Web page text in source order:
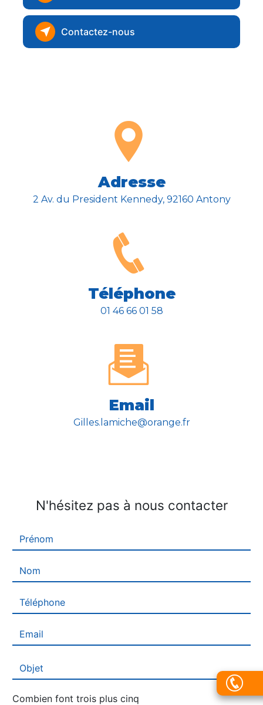
Contactez-nous
Adresse
2 Av. du President Kennedy, 92160 Antony
Téléphone
01 46 66 01 58
Email
gilles.lamiche@orange.fr
N'hésitez pas à nous contacter
Combien font trois plus cinq